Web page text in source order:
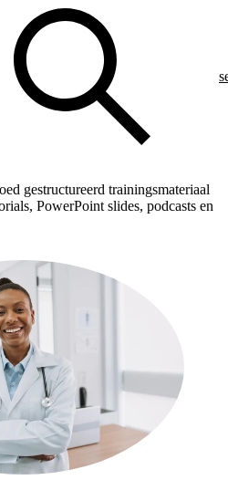
gestructureerd trainingsmateriaal
PowerPoint slides, podcasts en